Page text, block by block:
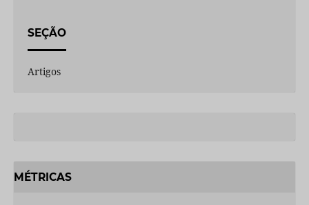
SEÇÃO
Artigos
MÉTRICAS